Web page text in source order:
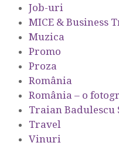
Job-uri
MICE & Business
Muzica
Promo
Proza
România
România – o
Traian Badulescu
Travel
Vinuri